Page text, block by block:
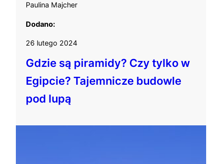
Paulina Majcher
Dodano:
26 lutego 2024
Gdzie są piramidy? Czy tylko w
Egipcie? Tajemnicze budowle
pod lupą